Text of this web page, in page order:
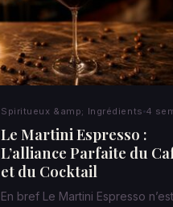
Spiritueux &amp; Ingrédients 4
Le Martini Espresso :
L’alliance Parfaite du
et du Cocktail
En bref Le Martini Espresso n’est